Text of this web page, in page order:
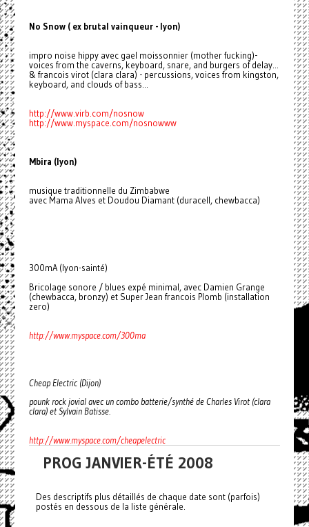
No Snow ( ex brutal vainqueur - lyon)
impro noise hippy avec gael moissonnier (mother fucking)-
voices from the caverns, keyboard, snare, and burgers of delay...
& francois virot (clara clara) - percussions, voices from kingston,
keyboard, and clouds of bass...
http://www.virb.com/nosnow
http://www.myspace.com/nosnowww
Mbira (lyon)
musique traditionnelle du Zimbabwe
avec Mama Alves et Doudou Diamant (duracell, chewbacca)
300mA (lyon-sainté)
Bricolage sonore / blues expé minimal, avec Damien Grange
(chewbacca, bronzy) et Super Jean francois Plomb (installation
zero)
http://www.myspace.com/300ma
Cheap Electric (Dijon)
pounk rock jovial avec un combo batterie/synthé de Charles Virot (clara
clara) et Sylvain Batisse.
http://www.myspace.com/cheapelectric
PROG JANVIER-ÉTÉ 2008
Des descriptifs plus détaillés de chaque date sont (parfois)
postés en dessous de la liste générale.